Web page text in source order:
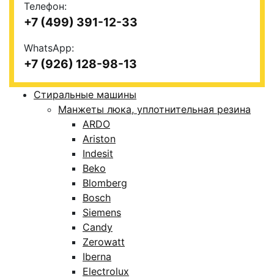
Телефон:
+7 (499) 391-12-33
WhatsApp:
+7 (926) 128-98-13
Стиральные машины
Манжеты люка, уплотнительная резина
ARDO
Ariston
Indesit
Beko
Blomberg
Bosch
Siemens
Candy
Zerowatt
Iberna
Electrolux